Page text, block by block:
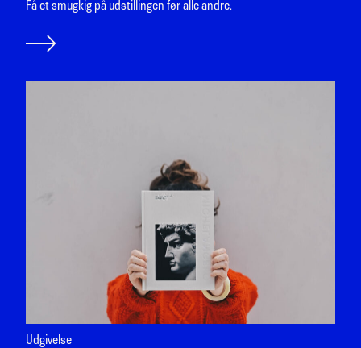
Få et smugkig på udstillingen før alle andre.
Udgivelse